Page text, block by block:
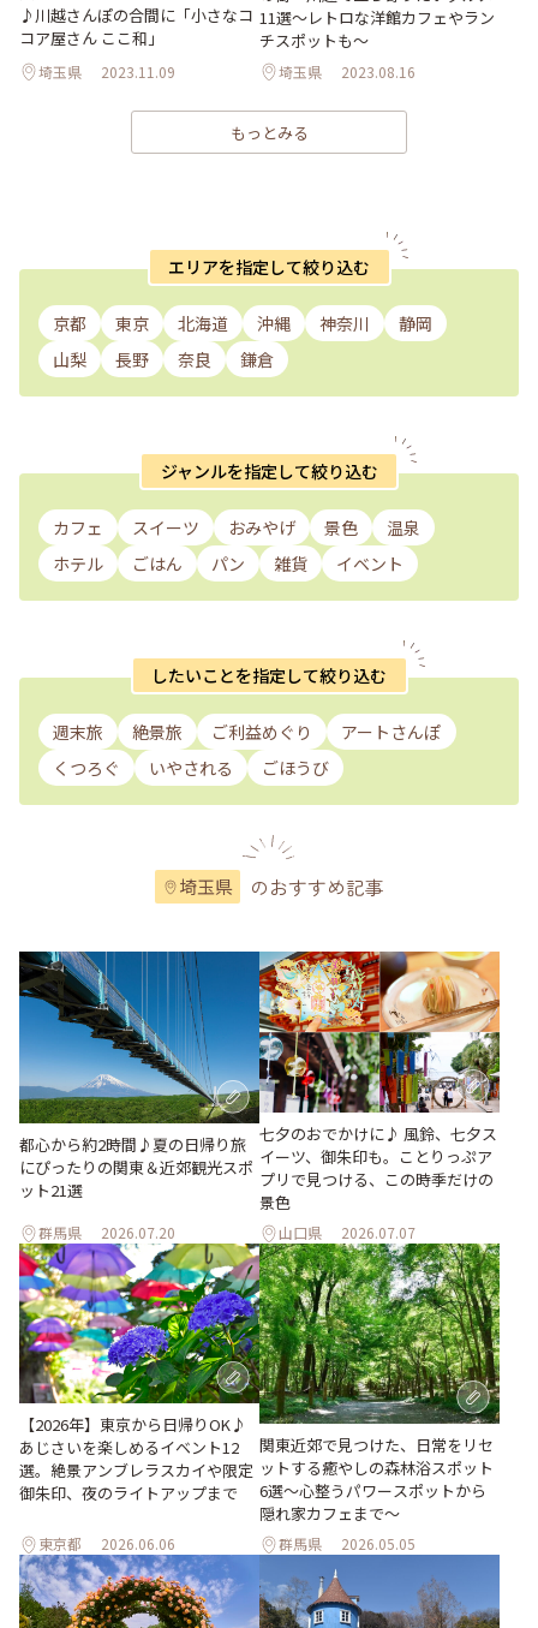
♪川越さんぽの合間に「小さなコ
コア屋さん ここ和」
埼玉県 2023.11.09
11選～レトロな洋館カフェやラン
チスポットも～
埼玉県 2023.08.16
もっとみる
エリアを指定して絞り込む
京都 東京 北海道 沖縄 神奈川
静岡
山梨
長野 奈良 鎌倉
ジャンルを指定して絞り込む
カフェ スイーツ おみやげ 景色
温泉
ホテル
ごはん パン 雑貨 イベント
したいことを指定して絞り込む
週末旅 絶景旅 ご利益めぐり
アートさんぽ
くつろぐ
いやされる ごほうび
埼玉県 のおすすめ記事
都心から約2時間♪夏の日帰り旅
にぴったりの関東＆近郊観光スポ
ット21選
群馬県 2026.07.20
七夕のおでかけに♪ 風鈴、七夕ス
イーツ、御朱印も。ことりっぷア
プリで見つける、この時季だけの
景色
山口県 2026.07.07
【2026年】東京から日帰りOK♪
あじさいを楽しめるイベント12
選。絶景アンブレラスカイや限定
御朱印、夜のライトアップまで
東京都 2026.06.06
関東近郊で見つけた、日常をリセ
ットする癒やしの森林浴スポット
6選～心整うパワースポットから
隠れ家カフェまで～
群馬県 2026.05.05